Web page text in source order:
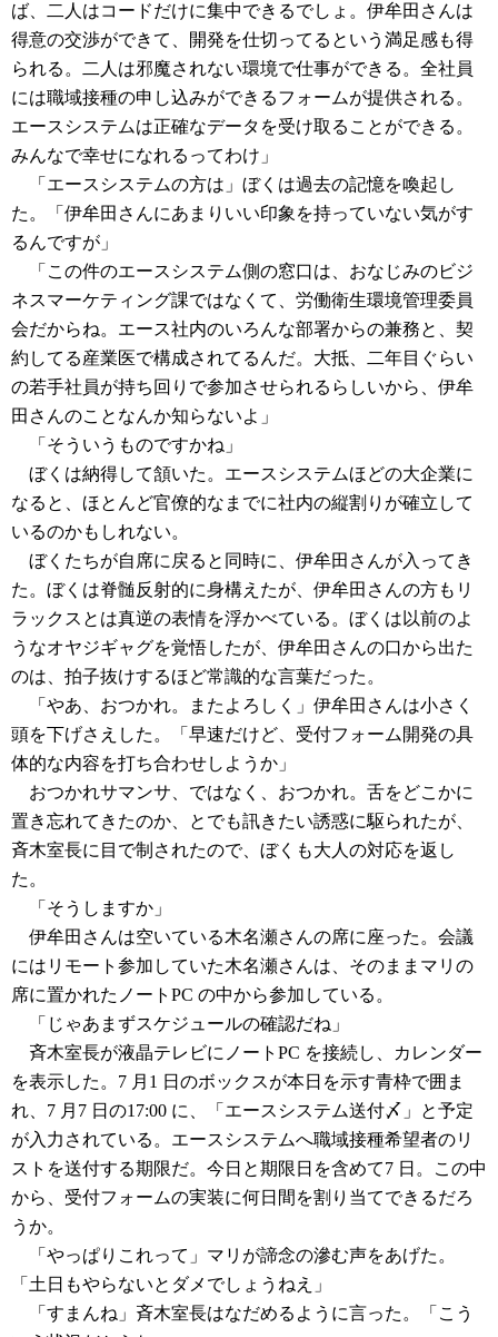
ば、二人はコードだけに集中できるでしょ。伊牟田さんは
得意の交渉ができて、開発を仕切ってるという満足感も得
られる。二人は邪魔されない環境で仕事ができる。全社員
には職域接種の申し込みができるフォームが提供される。
エースシステムは正確なデータを受け取ることができる。
みんなで幸せになれるってわけ」
「エースシステムの方は」ぼくは過去の記憶を喚起し
た。「伊牟田さんにあまりいい印象を持っていない気がす
るんですが」
「この件のエースシステム側の窓口は、おなじみのビジ
ネスマーケティング課ではなくて、労働衛生環境管理委員
会だからね。エース社内のいろんな部署からの兼務と、契
約してる産業医で構成されてるんだ。大抵、二年目ぐらい
の若手社員が持ち回りで参加させられるらしいから、伊牟
田さんのことなんか知らないよ」
「そういうものですかね」
ぼくは納得して頷いた。エースシステムほどの大企業に
なると、ほとんど官僚的なまでに社内の縦割りが確立して
いるのかもしれない。
ぼくたちが自席に戻ると同時に、伊牟田さんが入ってき
た。ぼくは脊髄反射的に身構えたが、伊牟田さんの方もリ
ラックスとは真逆の表情を浮かべている。ぼくは以前のよ
うなオヤジギャグを覚悟したが、伊牟田さんの口から出た
のは、拍子抜けするほど常識的な言葉だった。
「やあ、おつかれ。またよろしく」伊牟田さんは小さく
頭を下げさえした。「早速だけど、受付フォーム開発の具
体的な内容を打ち合わせしようか」
おつかれサマンサ、ではなく、おつかれ。舌をどこかに
置き忘れてきたのか、とでも訊きたい誘惑に駆られたが、
斉木室長に目で制されたので、ぼくも大人の対応を返し
た。
「そうしますか」
伊牟田さんは空いている木名瀬さんの席に座った。会議
にはリモート参加していた木名瀬さんは、そのままマリの
席に置かれたノートPC の中から参加している。
「じゃあまずスケジュールの確認だね」
斉木室長が液晶テレビにノートPC を接続し、カレンダー
を表示した。7 月1 日のボックスが本日を示す青枠で囲ま
れ、7 月7 日の17:00 に、「エースシステム送付〆」と予定
が入力されている。エースシステムへ職域接種希望者のリ
ストを送付する期限だ。今日と期限日を含めて7 日。この中
から、受付フォームの実装に何日間を割り当てできるだろ
うか。
「やっぱりこれって」マリが諦念の滲む声をあげた。
「土日もやらないとダメでしょうねえ」
「すまんね」斉木室長はなだめるように言った。「こう